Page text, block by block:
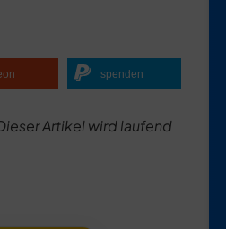
spenden
Artikel wird laufend